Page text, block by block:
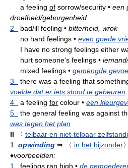
a feeling of sorrow/security • een
droefheid/geborgenheid
2
bad/ill feeling • bitterheid, wrok
no hard feelings • even goede
I have no strong feelings either
hurt someone's feelings •
mixed feelings • gemengde
3
there was a feeling that
voelde dat er iets stond te gebeuren
4
a feeling for colour • een
5
the general feeling was against
was tegen het plan
II
〈 telbaar en niet-telbaar
1 opwinding ⇒ 〈 in het bijzonder〉
♦voorbeelden:
1
feelings ran high • de